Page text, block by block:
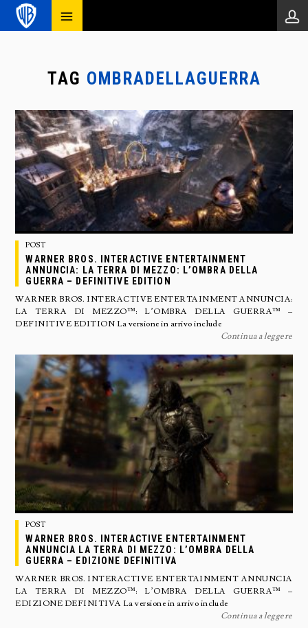
TAG OMBRADELLAGUERRA
POST
WARNER BROS. INTERACTIVE ENTERTAINMENT
ANNUNCIA: LA TERRA DI MEZZO: L’OMBRA DELLA
GUERRA – DEFINITIVE EDITION
WARNER BROS. INTERACTIVE ENTERTAINMENT ANNUNCIA:
LA TERRA DI MEZZO™: L’OMBRA DELLA GUERRA™ –
DEFINITIVE EDITION La versione in arrivo include
Continua a leggere
POST
WARNER BROS. INTERACTIVE ENTERTAINMENT
ANNUNCIA LA TERRA DI MEZZO: L’OMBRA DELLA
GUERRA – EDIZIONE DEFINITIVA
WARNER BROS. INTERACTIVE ENTERTAINMENT ANNUNCIA
LA TERRA DI MEZZO™: L’OMBRA DELLA GUERRA™ –
EDIZIONE DEFINITIVA La versione in arrivo include
Continua a leggere